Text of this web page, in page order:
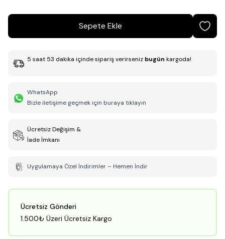
Sepete Ekle
5 saat 53 dakika içinde sipariş verirseniz bugün kargoda!
WhatsApp
Bizle iletişime geçmek için buraya tıklayın
Ücretsiz Değişim &
İade İmkanı
Uygulamaya Özel İndirimler – Hemen İndir
Ücretsiz Gönderi
1.500₺ Üzeri Ücretsiz Kargo